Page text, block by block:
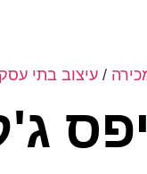
/עיצוב בתי עסק